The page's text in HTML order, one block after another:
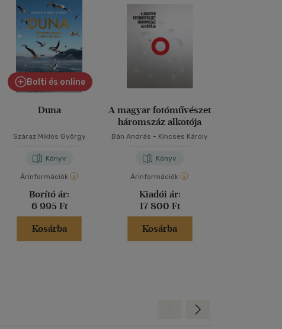
Bolti és online
Duna
Száraz Miklós György
Könyv
Árinformációk
Borító ár:
6 995 Ft
Kosárba
A magyar fotóművészet
háromszáz alkotója
Bán András - Kincses Károly
Könyv
Árinformációk
Kiadói ár:
17 800 Ft
Kosárba
Előre